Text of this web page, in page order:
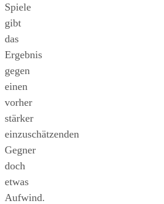
Spiele
gibt
das
Ergebnis
gegen
einen
vorher
stärker
einzuschätzenden
Gegner
doch
etwas
Aufwind.